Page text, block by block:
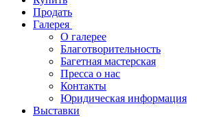
Продать
Галерея
О галерее
Благотворительность
Багетная мастерская
Пресса о нас
Контакты
Юридическая информация
Выставки